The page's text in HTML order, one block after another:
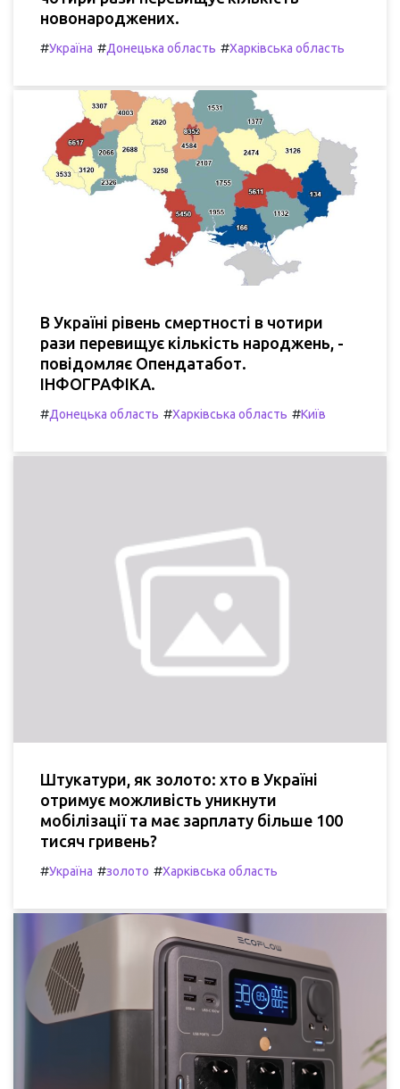
новонароджених.
#Україна #Донецька область #Харківська область
В Україні рівень смертності в чотири
рази перевищує кількість народжень, -
повідомляє Опендатабот.
ІНФОГРАФІКА.
#Донецька область #Харківська область #Київ
Штукатури, як золото: хто в Україні
отримує можливість уникнути
мобілізації та має зарплату більше 100
тисяч гривень?
#Україна #золото #Харківська область